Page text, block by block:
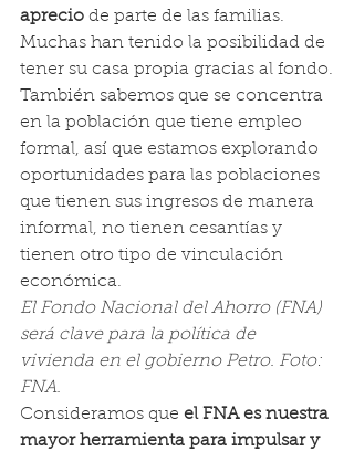
aprecio de parte de las familias.
Muchas han tenido la posibilidad de
tener su casa propia gracias al fondo.
También sabemos que se concentra
en la población que tiene empleo
formal, así que estamos explorando
oportunidades para las poblaciones
que tienen sus ingresos de manera
informal, no tienen cesantías y
tienen otro tipo de vinculación
económica.
El Fondo Nacional del Ahorro (FNA)
será clave para la política de
vivienda en el gobierno Petro. Foto:
FNA.
Consideramos que el FNA es nuestra
mayor herramienta para impulsar y